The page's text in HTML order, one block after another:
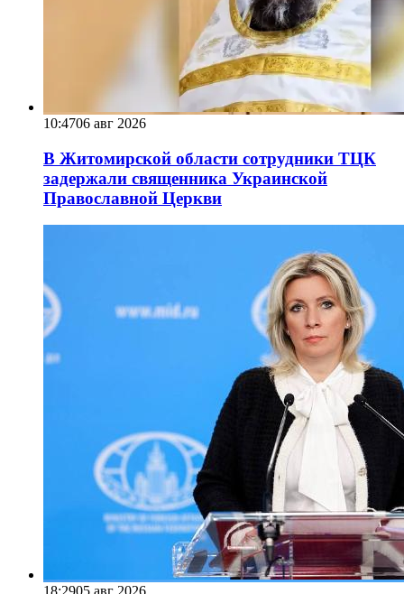
10:4706 авг 2026
В Житомирской области сотрудники ТЦК
задержали священника Украинской
Православной Церкви